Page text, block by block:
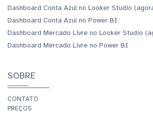
Dashboard Conta Azul no Looker Studio
Dashboard Conta Azul no Power BI
Dashboard Mercado Livre no Looker Studio
Dashboard Mercado Livre no Power BI
SOBRE
CONTATO
PREÇOS